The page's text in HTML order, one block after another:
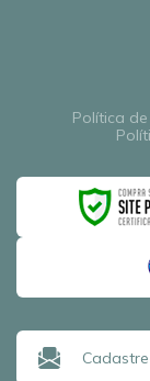
Política